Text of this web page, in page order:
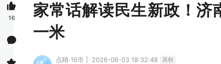
家常话解读民生新政！济
一米
点睛·16市 | 2026-06-03 18:32:48 原创
16